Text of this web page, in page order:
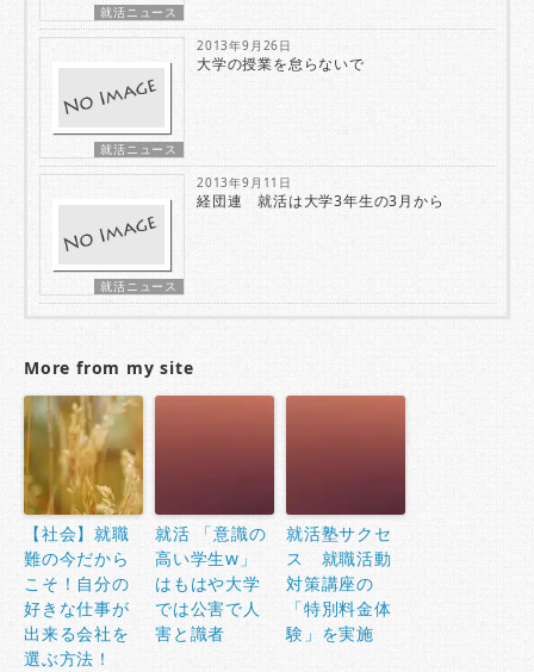
就活ニュース
就活ニュース
2013年9月26日
大学の授業を怠らないで
就活ニュース
2013年9月11日
経団連 就活は大学3年生の3月から
More from my site
【社会】就職
難の今だから
こそ！自分の
好きな仕事が
出来る会社を
選ぶ方法！
就活 「意識の
高い学生w」
はもはや大学
では公害で人
害と識者
就活塾サクセ
ス 就職活動
対策講座の
「特別料金体
験」を実施